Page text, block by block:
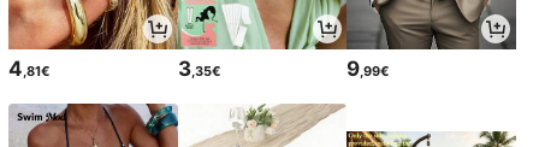
4,81€ 3,35€ 9,99€